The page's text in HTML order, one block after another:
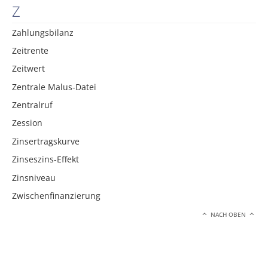
Z
Zahlungsbilanz
Zeitrente
Zeitwert
Zentrale Malus-Datei
Zentralruf
Zession
Zinsertragskurve
Zinseszins-Effekt
Zinsniveau
Zwischenfinanzierung
NACH OBEN